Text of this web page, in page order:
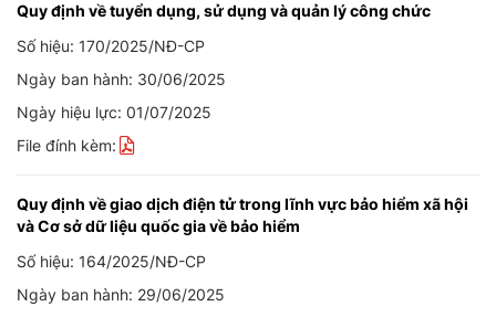
Quy định về tuyển dụng, sử dụng và quản lý công chức
Số hiệu: 170/2025/NĐ-CP
Ngày ban hành: 30/06/2025
Ngày hiệu lực: 01/07/2025
File đính kèm:
Quy định về giao dịch điện tử trong lĩnh vực bảo hiểm xã hội
và Cơ sở dữ liệu quốc gia về bảo hiểm
Số hiệu: 164/2025/NĐ-CP
Ngày ban hành: 29/06/2025